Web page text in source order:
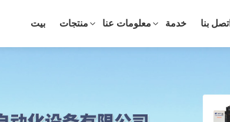
بيت منتجات معلومات عنا خدمة اتصل بنا